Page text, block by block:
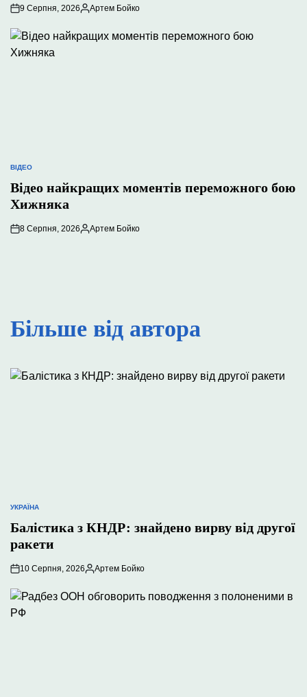
9 Серпня, 2026
Опубліковано
Артем Бойко
ОПУБЛІКУВАТИ
У
ВІДЕО
Відео найкращих моментів переможного бою
Хижняка
8 Серпня, 2026
Опубліковано
Артем Бойко
Більше від автора
ОПУБЛІКУВАТИ
У
УКРАЇНА
Балістика з КНДР: знайдено вирву від другої
ракети
10 Серпня, 2026
Опубліковано
Артем Бойко